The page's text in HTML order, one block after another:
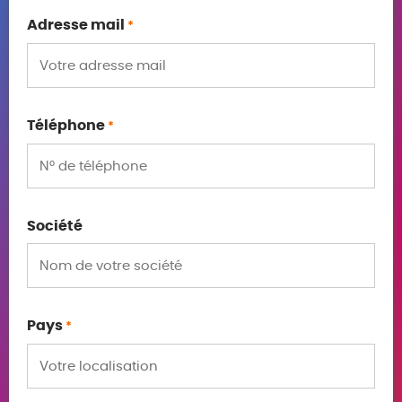
Adresse mail *
Téléphone *
Société
Pays *